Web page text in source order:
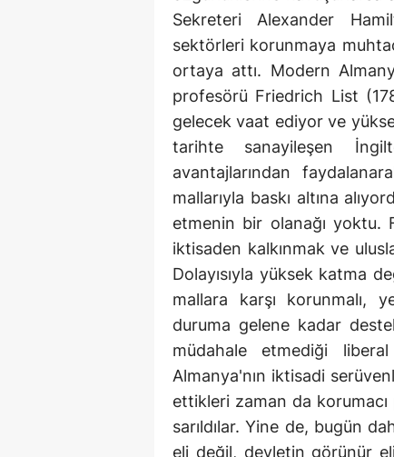
Sekreteri Alexander
sektörleri korunmaya
ortaya attı. Modern
profesörü Friedrich List
gelecek vaat ediyor ve
tarihte sanayileşen
avantajlarından
mallarıyla baskı altına
etmenin bir olanağı yoktu.
iktisaden kalkınmak ve
Dolayısıyla yüksek katma
mallara karşı korunmalı,
duruma gelene kadar
müdahale etmediği
Almanya'nın iktisadi
ettikleri zaman da
sarıldılar. Yine de, bugün
eli değil, devletin görünür